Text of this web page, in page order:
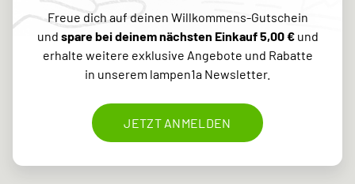
Freue dich auf deinen Willkommens-Gutschein
und spare bei deinem nächsten Einkauf 5,00 €und
erhalte weitere exklusive Angebote und Rabatte
in unserem lampen1a Newsletter.
JETZT ANMELDEN